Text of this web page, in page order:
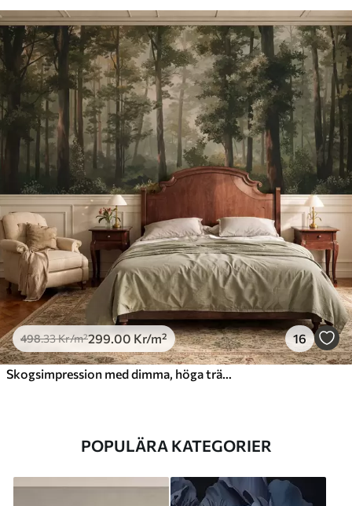
498.33Kr/m²299.00 Kr/m² 16
POPULÄRA KATEGORIER